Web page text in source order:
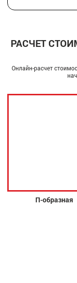
РАСЧЕТ
Онлайн-расчет
П-образная